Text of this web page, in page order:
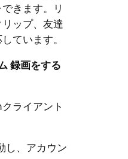
きます。リ
ップ、友達
ています。
録画をする
ライアント
し、アカウン